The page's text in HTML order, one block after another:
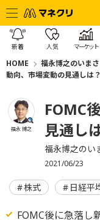
新着 人気 マーケット
HOME 福永博之のいま
動向、市場変動の見通しは？
福永 博之
FOMC
見通し
福永博之のい
2021/06/23
株式 日経平
FOMC後に急落し